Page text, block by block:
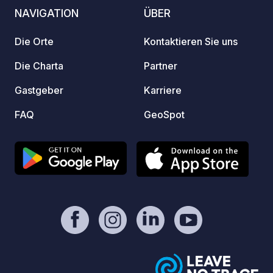
NAVIGATION
Die Orte
Die Charta
Gastgeber
FAQ
ÜBER
Kontaktieren Sie uns
Partner
Karriere
GeoSpot